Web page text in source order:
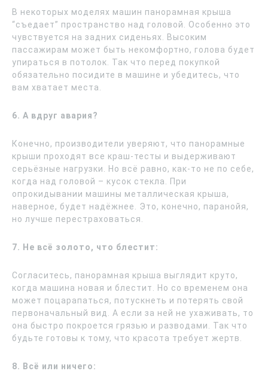
В некоторых моделях машин панорамная крыша
“съедает” пространство над головой. Особенно это
чувствуется на задних сиденьях. Высоким
пассажирам может быть некомфортно, голова будет
упираться в потолок. Так что перед покупкой
обязательно посидите в машине и убедитесь, что
вам хватает места.
6. А вдруг авария?
Конечно, производители уверяют, что панорамные
крыши проходят все краш-тесты и выдерживают
серьёзные нагрузки. Но всё равно, как-то не по себе,
когда над головой – кусок стекла. При
опрокидывании машины металлическая крыша,
наверное, будет надёжнее. Это, конечно, паранойя,
но лучше перестраховаться.
7. Не всё золото, что блестит:
Согласитесь, панорамная крыша выглядит круто,
когда машина новая и блестит. Но со временем она
может поцарапаться, потускнеть и потерять свой
первоначальный вид. А если за ней не ухаживать, то
она быстро покроется грязью и разводами. Так что
будьте готовы к тому, что красота требует жертв.
8. Всё или ничего: